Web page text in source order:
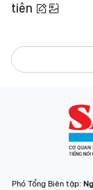
tiên
Phó Tổng Biên tập: